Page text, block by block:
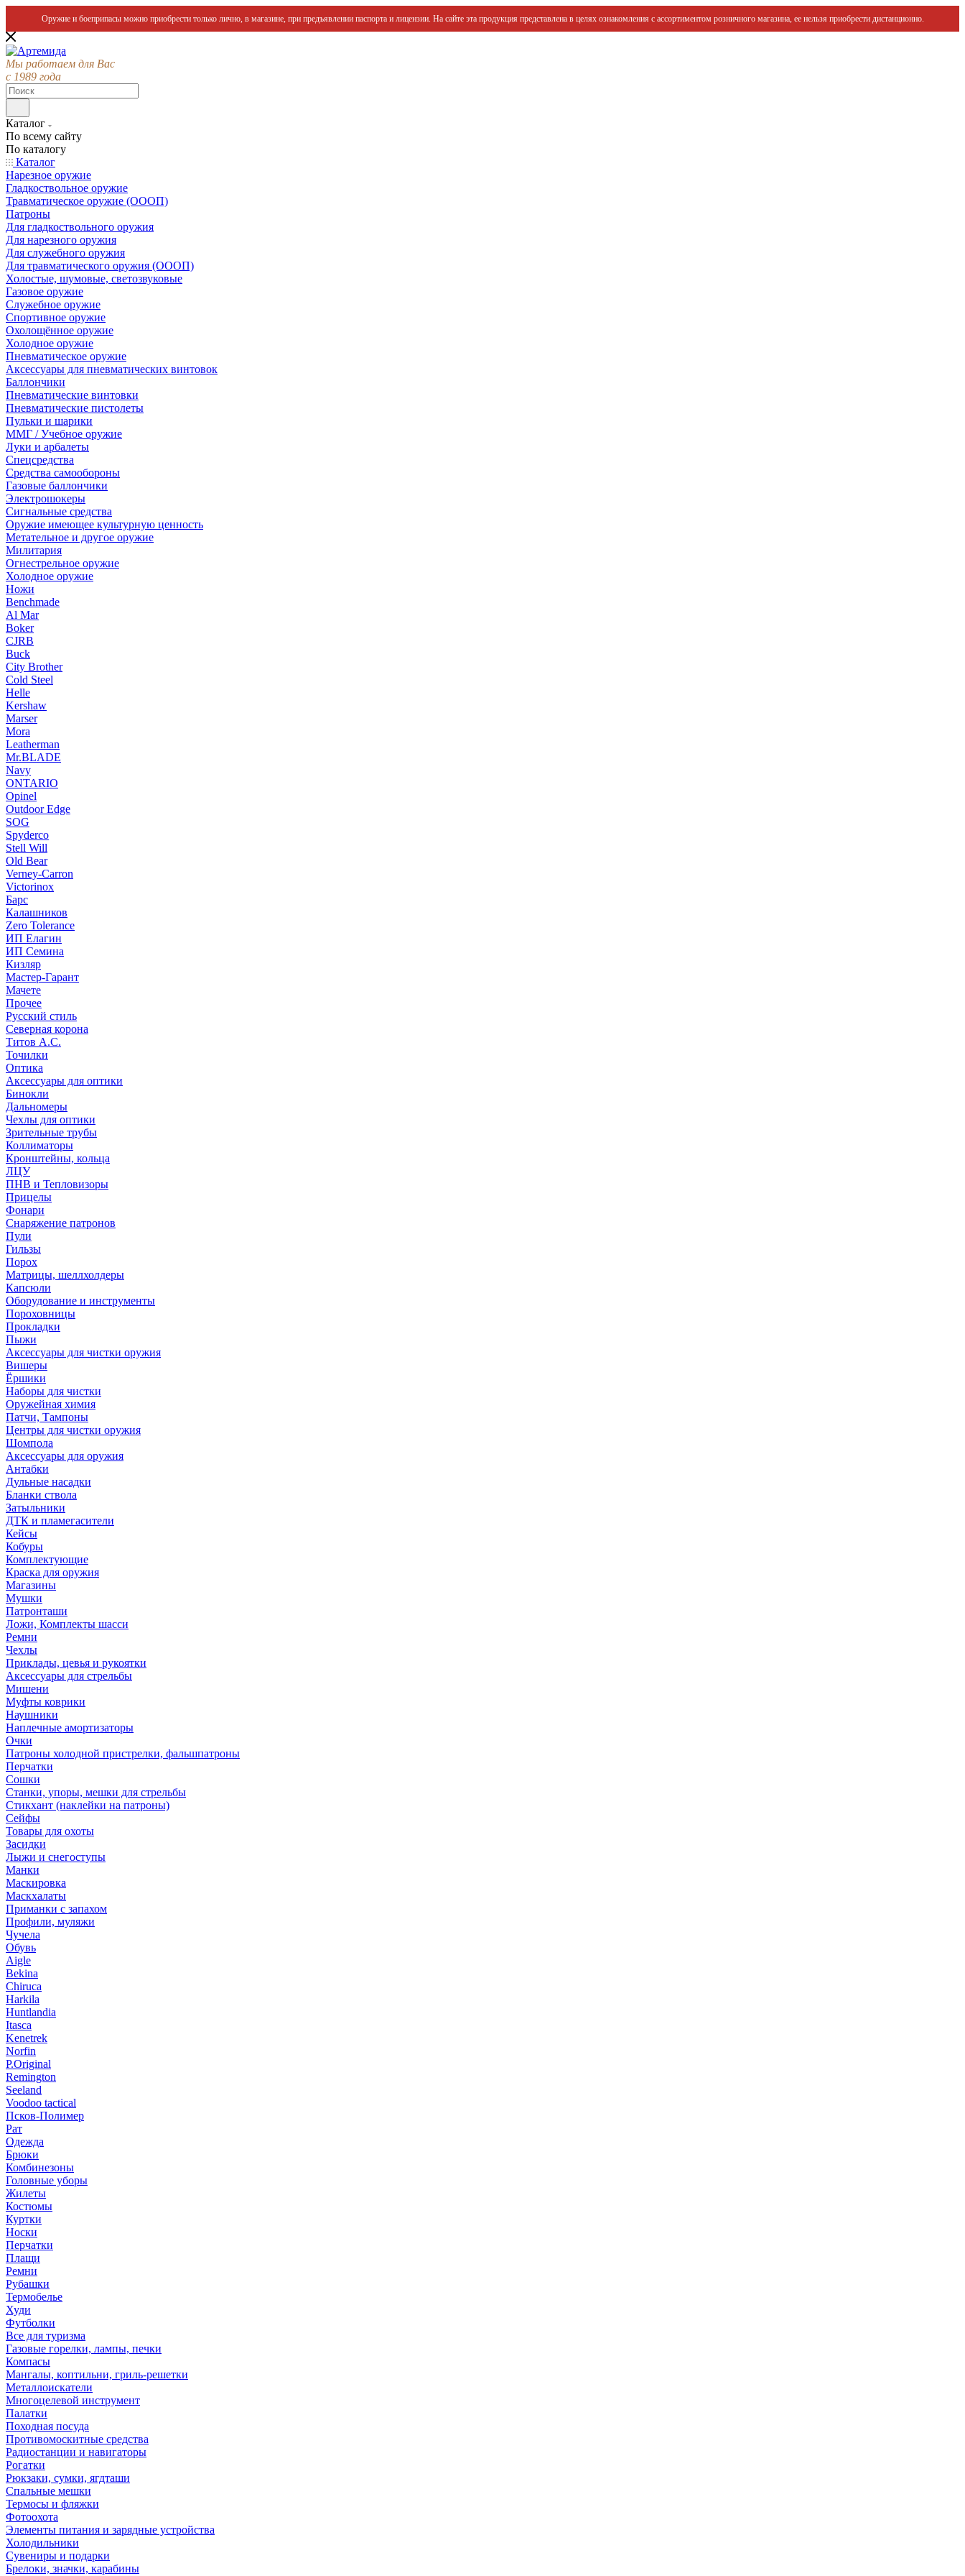
Оружие и боеприпасы можно приобрести только лично, в магазине, при предъявлении паспорта и лицензии. На сайте эта продукция представлена в целях ознакомления с ассортиментом розничного магазина, ее нельзя приобрести дистанционно.
Мы работаем для Вас
с 1989 года
Каталог
По всему сайту
По каталогу
Каталог
Нарезное оружие
Гладкоствольное оружие
Травматическое оружие (ОООП)
Патроны
Для гладкоствольного оружия
Для нарезного оружия
Для служебного оружия
Для травматического оружия (ОООП)
Холостые, шумовые, светозвуковые
Газовое оружие
Служебное оружие
Спортивное оружие
Охолощённое оружие
Холодное оружие
Пневматическое оружие
Аксессуары для пневматических винтовок
Баллончики
Пневматические винтовки
Пневматические пистолеты
Пульки и шарики
ММГ / Учебное оружие
Луки и арбалеты
Спецсредства
Средства самообороны
Газовые баллончики
Электрошокеры
Сигнальные средства
Оружие имеющее культурную ценность
Метательное и другое оружие
Милитария
Огнестрельное оружие
Холодное оружие
Ножи
Benchmade
Al Mar
Boker
CJRB
Buck
City Brother
Cold Steel
Helle
Kershaw
Marser
Mora
Leatherman
Mr.BLADE
Navy
ONTARIO
Opinel
Outdoor Edge
SOG
Spyderco
Stell Will
Old Bear
Verney-Carron
Victorinox
Барс
Калашников
Zero Tolerance
ИП Елагин
ИП Семина
Кизляр
Мастер-Гарант
Мачете
Прочее
Русский стиль
Северная корона
Титов А.С.
Точилки
Оптика
Аксессуары для оптики
Бинокли
Дальномеры
Чехлы для оптики
Зрительные трубы
Коллиматоры
Кронштейны, кольца
ЛЦУ
ПНВ и Тепловизоры
Прицелы
Фонари
Снаряжение патронов
Пули
Гильзы
Порох
Матрицы, шеллхолдеры
Капсюли
Оборудование и инструменты
Пороховницы
Прокладки
Пыжи
Аксессуары для чистки оружия
Вишеры
Ёршики
Наборы для чистки
Оружейная химия
Патчи, Тампоны
Центры для чистки оружия
Шомпола
Аксессуары для оружия
Антабки
Дульные насадки
Бланки ствола
Затыльники
ДТК и пламегасители
Кейсы
Кобуры
Комплектующие
Краска для оружия
Магазины
Мушки
Патронташи
Ложи, Комплекты шасси
Ремни
Чехлы
Приклады, цевья и рукоятки
Аксессуары для стрельбы
Мишени
Муфты коврики
Наушники
Наплечные амортизаторы
Очки
Патроны холодной пристрелки, фальшпатроны
Перчатки
Сошки
Станки, упоры, мешки для стрельбы
Стикхант (наклейки на патроны)
Сейфы
Товары для охоты
Засидки
Лыжи и снегоступы
Манки
Маскировка
Маскхалаты
Приманки с запахом
Профили, муляжи
Чучела
Обувь
Aigle
Bekina
Chiruсa
Harkila
Huntlandia
Itasca
Kenetrek
Norfin
P.Original
Remington
Seeland
Voodoo tactical
Псков-Полимер
Рат
Одежда
Брюки
Комбинезоны
Головные уборы
Жилеты
Костюмы
Куртки
Носки
Перчатки
Плащи
Ремни
Рубашки
Термобелье
Худи
Футболки
Все для туризма
Газовые горелки, лампы, печки
Компасы
Мангалы, коптильни, гриль-решетки
Металлоискатели
Многоцелевой инструмент
Палатки
Походная посуда
Противомоскитные средства
Радиостанции и навигаторы
Рогатки
Рюкзаки, сумки, ягдташи
Спальные мешки
Термосы и фляжки
Фотоохота
Элементы питания и зарядные устройства
Холодильники
Сувениры и подарки
Брелоки, значки, карабины